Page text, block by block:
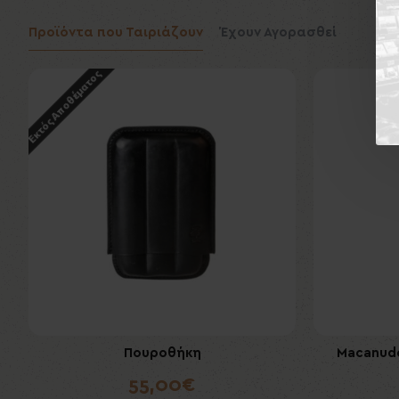
Προϊόντα που Ταιριάζουν Έχουν Αγορασθεί
Εκτός Αποθέματος
Πουροθήκη
55,00€
Arturo